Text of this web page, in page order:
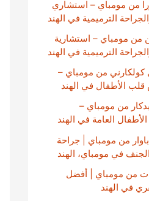
من مومباي – استشاري
الترميمية في الهند
من مومباي – استشارية
الترميمية في الهند
كولكارني من مومباي –
الأطفال في الهند
من مومباي –
العامة في الهند
من مومباي | جراحة
في مومباي، الهند
من مومباي | أفضل
في الهند